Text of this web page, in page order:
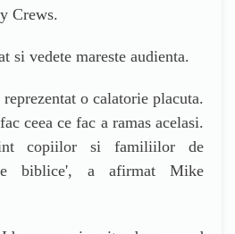
Crews.
si vedete mareste audienta.
o calatorie placuta.
ceea ce fac a ramas acelasi.
copiilor si familiilor de
biblice', a afirmatMike